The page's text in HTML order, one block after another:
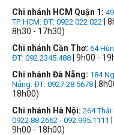
Chi nhánh HCM Quận 1:
TP. HCM. ĐT: 0922 022 022 |
8h30 - 17h30)
Chi nhánh Cần Thơ: 64
ĐT: 092.2345.488 | 9h00 -
Chi nhánh Đà Nẵng: 184
Nẵng. ĐT: 0927 28 5678 |
18h00)
Chi nhánh Hà Nội: 264 Thái
0922 88 2662 - 092.995.1111
9h00 - 18h00)